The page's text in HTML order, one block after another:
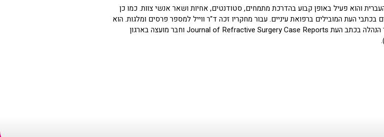
העברית והוא פעיל באופן קבוע בהדרכת מתמחים, סטודנטים, אחיות ושאר אנשי צוות. כמו כן
העת המובילים ברפואת עיניים. עבור מחקריו זכה ד"ר ווייל למספר פרסים ומלגות. הוא
משמש כסוקר במספר כתבי עת וכן חבר הנהלה בכתב העת Journal of Refractive Surgery Case Reports וחבר מועצה בארגון